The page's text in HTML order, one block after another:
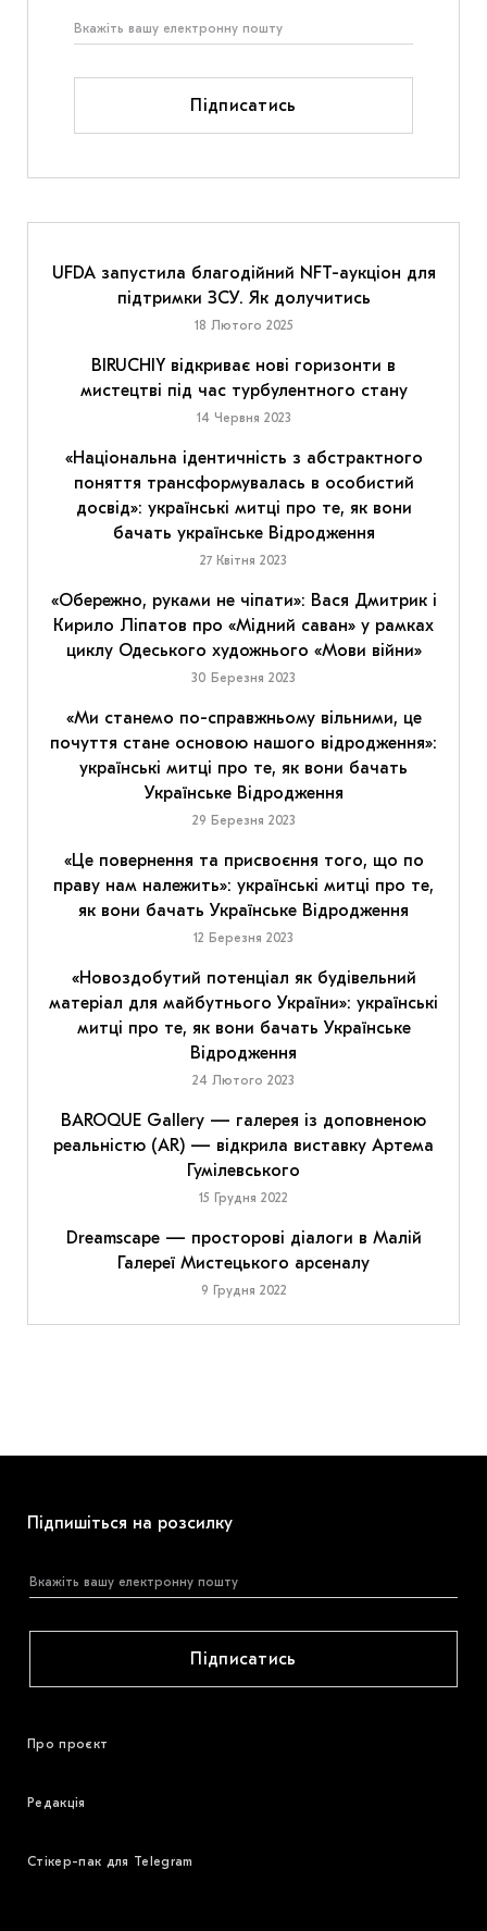
Підписатись
UFDA запустила благодійний NFT-аукціон для
підтримки ЗСУ. Як долучитись
18 Лютого 2025
BIRUCHIY відкриває нові горизонти в
мистецтві під час турбулентного стану
14 Червня 2023
«Національна ідентичність з абстрактного
поняття трансформувалась в особистий
досвід»: українські митці про те, як вони
бачать українське Відродження
27 Квітня 2023
«Обережно, руками не чіпати»: Вася Дмитрик і
Кирило Ліпатов про «Мідний саван» у рамках
циклу Одеського художнього «Мови війни»
30 Березня 2023
«Ми станемо по-справжньому вільними, це
почуття стане основою нашого відродження»:
українські митці про те, як вони бачать
Українське Відродження
29 Березня 2023
«Це повернення та присвоєння того, що по
праву нам належить»: українські митці про те,
як вони бачать Українське Відродження
12 Березня 2023
«Новоздобутий потенціал як будівельний
матеріал для майбутнього України»: українські
митці про те, як вони бачать Українське
Відродження
24 Лютого 2023
BAROQUE Gallery — галерея із доповненою
реальністю (AR) — відкрила виставку Артема
Гумілевського
15 Грудня 2022
Dreamscape — просторові діалоги в Малій
Галереї Мистецького арсеналу
9 Грудня 2022
Підпишіться на розсилку
Підписатись
Про проєкт
Редакція
Стікер-пак для Telegram